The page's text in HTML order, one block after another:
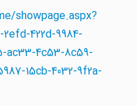
showpage.aspx?
2efd-422d-9984-
ac33-4c53-8c59-
15cb-4032-9f2a-